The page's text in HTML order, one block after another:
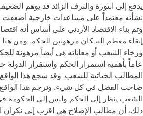
يدفع إلى الثورة والترف الزائد قد يوهم
نشأته معتمداً على مساعدات خارجية أضعفت
وتم بناء الاقتصاد الأردني على أساس أنه
إبقاء معظم السكان مرهونين للحكم. ومن هنا
ورخاء الشعب أو معاناته هي أيضاً مرهونة
عاماً بأهمية استمرار الحكم واستقرار الدولة
المطالب الحياتية للشعب. وقد شجع هذا
صاحب الفضل في كل شيء. وترجم هذا الواقع
الشعب ينظر إلى الحكم وليس إلى الحكومة في
ذلك، أن مطالب الإصلاح هي اقرب إلى نكران